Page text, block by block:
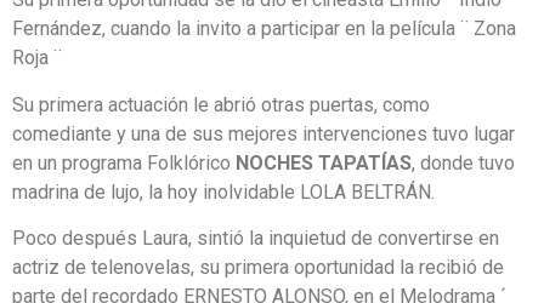
Fernández, cuando la invito a participar en la película ¨ Zona
Roja ¨
Su primera actuación le abrió otras puertas, como
comediante y una de sus mejores intervenciones tuvo lugar
en un programa Folklórico NOCHES TAPATÍAS, donde tuvo
madrina de lujo, la hoy inolvidable LOLA BELTRÁN.
Poco después Laura, sintió la inquietud de convertirse en
actriz de telenovelas, su primera oportunidad la recibió de
parte del recordado ERNESTO ALONSO, en el Melodrama ´